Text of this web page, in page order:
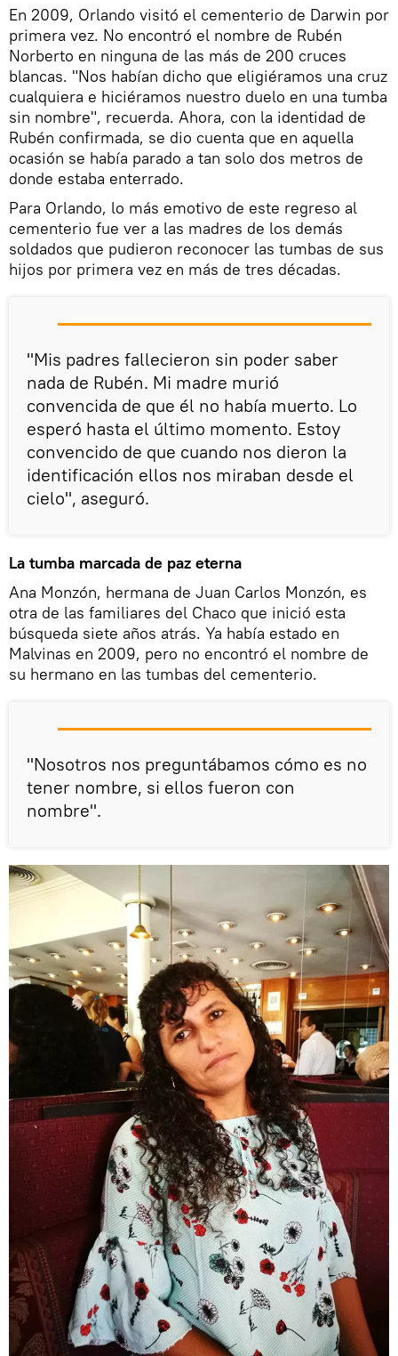
En 2009, Orlando visitó el cementerio de Darwin por
primera vez. No encontró el nombre de Rubén
Norberto en ninguna de las más de 200 cruces
blancas. "Nos habían dicho que eligiéramos una cruz
cualquiera e hiciéramos nuestro duelo en una tumba
sin nombre", recuerda. Ahora, con la identidad de
Rubén confirmada, se dio cuenta que en aquella
ocasión se había parado a tan solo dos metros de
donde estaba enterrado.
Para Orlando, lo más emotivo de este regreso al
cementerio fue ver a las madres de los demás
soldados que pudieron reconocer las tumbas de sus
hijos por primera vez en más de tres décadas.
"Mis padres fallecieron sin poder saber
nada de Rubén. Mi madre murió
convencida de que él no había muerto. Lo
esperó hasta el último momento. Estoy
convencido de que cuando nos dieron la
identificación ellos nos miraban desde el
cielo", aseguró.
La tumba marcada de paz eterna
Ana Monzón, hermana de Juan Carlos Monzón, es
otra de las familiares del Chaco que inició esta
búsqueda siete años atrás. Ya había estado en
Malvinas en 2009, pero no encontró el nombre de
su hermano en las tumbas del cementerio.
"Nosotros nos preguntábamos cómo es no
tener nombre, si ellos fueron con
nombre".